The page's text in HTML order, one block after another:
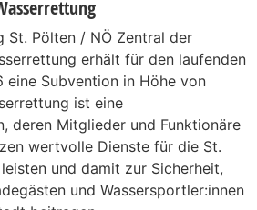
St. Pölten / NÖ Zentral der
erhält für den laufenden
eine Subvention in Höhe von
ist eine
deren Mitglieder und Funktionäre
wertvolle Dienste für die St.
und damit zur Sicherheit,
und Wassersportler:innen